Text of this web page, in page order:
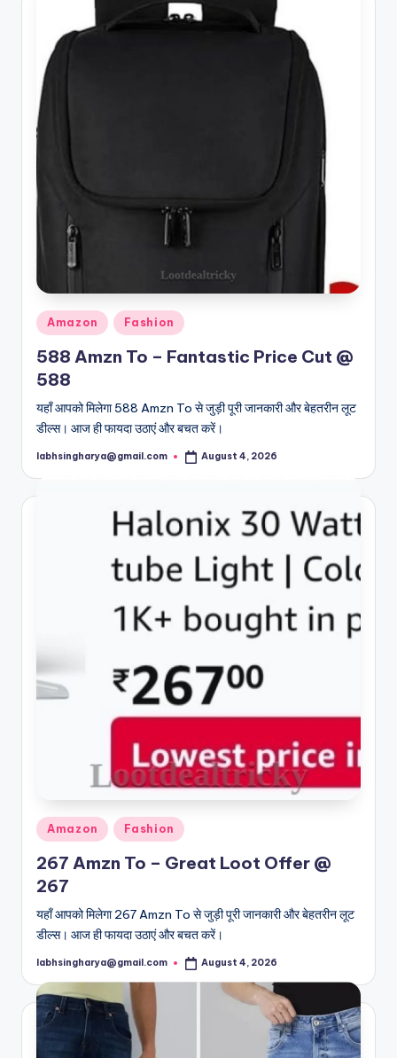
Posted
in
Amazon Fashion
588 Amzn To – Fantastic Price Cut @
588
यहाँ आपको मिलेगा 588 Amzn To से जुड़ी पूरी जानकारी और बेहतरीन लूट
डील्स। आज ही फायदा उठाएं और बचत करें।
Posted
labhsingharya@gmail.com August 4, 2026
Posted
in
Amazon Fashion
267 Amzn To – Great Loot Offer @
267
यहाँ आपको मिलेगा 267 Amzn To से जुड़ी पूरी जानकारी और बेहतरीन लूट
डील्स। आज ही फायदा उठाएं और बचत करें।
Posted
labhsingharya@gmail.com August 4, 2026